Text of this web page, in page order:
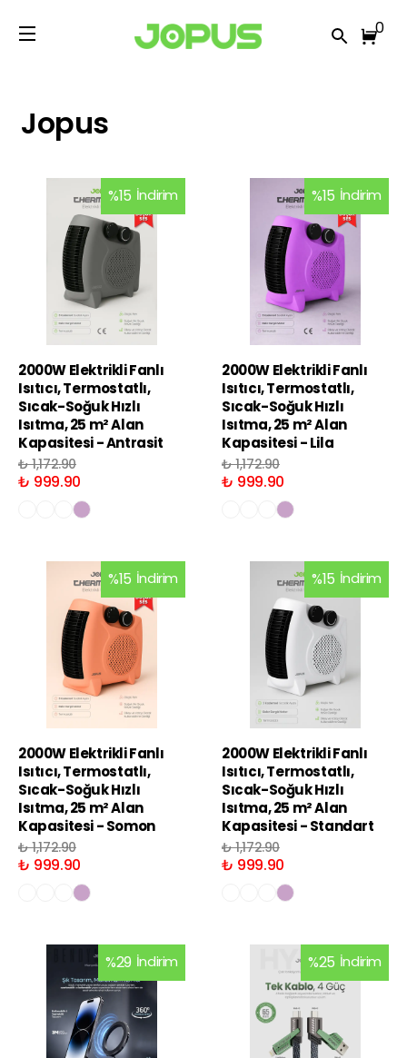
0
Jopus
%15 İndirim
2000W Elektrikli Fanlı
Isıtıcı, Termostatlı,
Sıcak-Soğuk Hızlı
Isıtma, 25 m² Alan
Kapasitesi - Antrasit
₺ 1,172.90
₺ 999.90
%15 İndirim
2000W Elektrikli Fanlı
Isıtıcı, Termostatlı,
Sıcak-Soğuk Hızlı
Isıtma, 25 m² Alan
Kapasitesi - Lila
₺ 1,172.90
₺ 999.90
%15 İndirim
2000W Elektrikli Fanlı
Isıtıcı, Termostatlı,
Sıcak-Soğuk Hızlı
Isıtma, 25 m² Alan
Kapasitesi - Somon
₺ 1,172.90
₺ 999.90
%15 İndirim
2000W Elektrikli Fanlı
Isıtıcı, Termostatlı,
Sıcak-Soğuk Hızlı
Isıtma, 25 m² Alan
Kapasitesi - Standart
₺ 1,172.90
₺ 999.90
%29 İndirim %25 İndirim